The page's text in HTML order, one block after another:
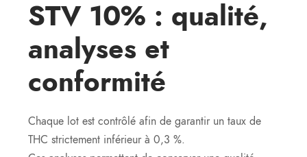
STV 10% : qualité,
analyses et
conformité
Chaque lot est contrôlé afin de garantir un taux de
THC strictement inférieur à 0,3 %.